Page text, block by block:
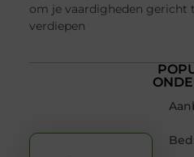
om je vaardigheden gericht
verdiepen